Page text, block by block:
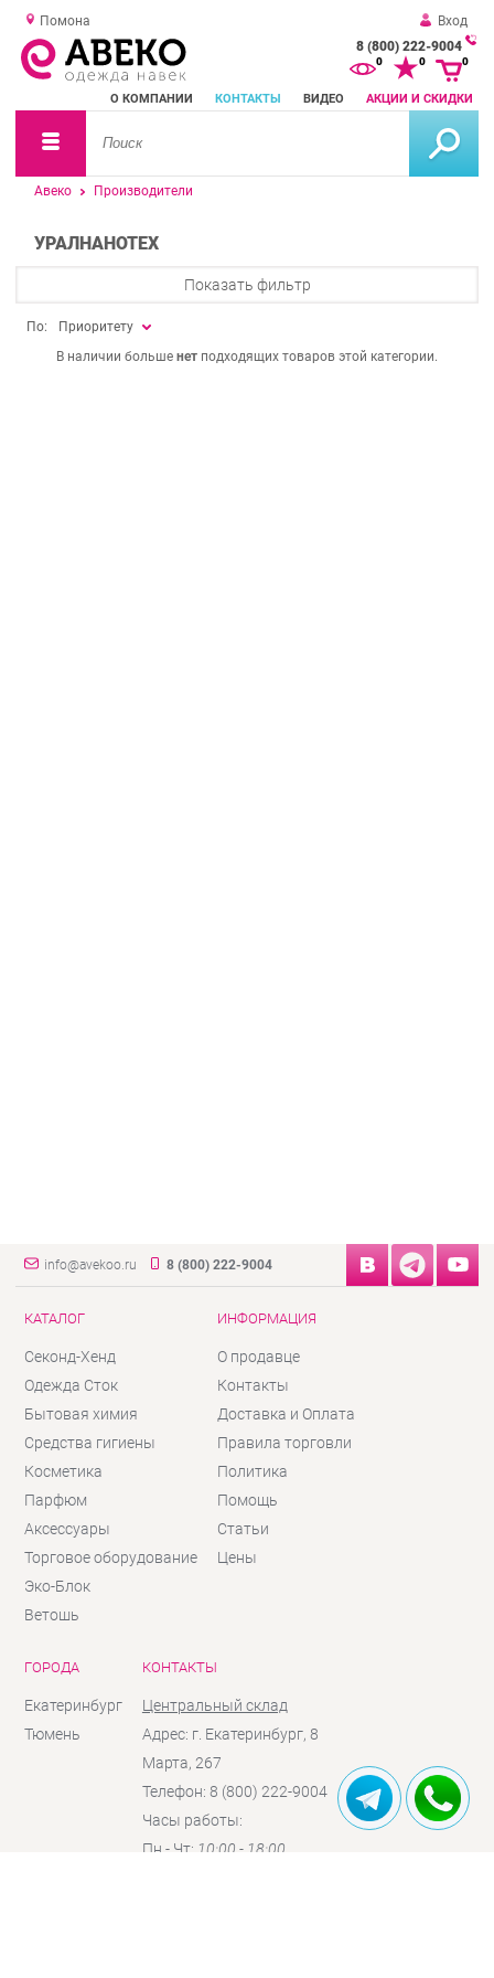
Помона
Вход
8 (800) 222-9004
О КОМПАНИИ КОНТАКТЫ ВИДЕО АКЦИИ И СКИДКИ
0 0 0
Авеко Производители
УРАЛНАНОТЕХ
Показать фильтр
По:
Приоритету
В наличии больше нет подходящих товаров этой категории.
info@avekoo.ru 8 (800) 222-9004
КАТАЛОГ
Секонд-Хенд
Одежда Сток
Бытовая химия
Средства гигиены
Косметика
Парфюм
Аксессуары
Торговое оборудование
Эко-Блок
Ветошь
ИНФОРМАЦИЯ
О продавце
Контакты
Доставка и Оплата
Правила торговли
Политика
Помощь
Статьи
Цены
ГОРОДА
Екатеринбург
Тюмень
КОНТАКТЫ
Центральный склад
Адрес: г. Екатеринбург, 8
Марта, 267
Телефон: 8 (800) 222-9004
Часы работы:
Пн - Чт: 10:00 - 18:00